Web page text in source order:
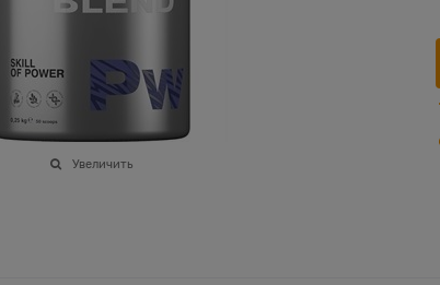
Увеличить